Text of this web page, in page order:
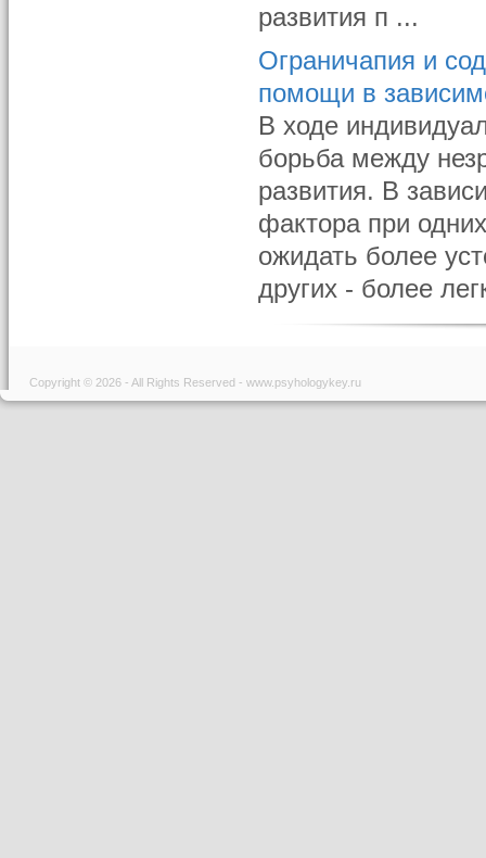
развития п ...
Ограничапия и
помощи в
В ходе
борьба между
развития. В
фактора при
ожидать более
других - более
Copyright © 2026 - All Rights Reserved - www.psyhologykey.ru